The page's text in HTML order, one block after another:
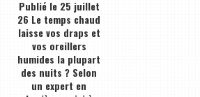
Publié le 25 juillet
26 Le temps chaud
laisse vos draps et
vos oreillers
humides la plupart
des nuits ? Selon
un expert en